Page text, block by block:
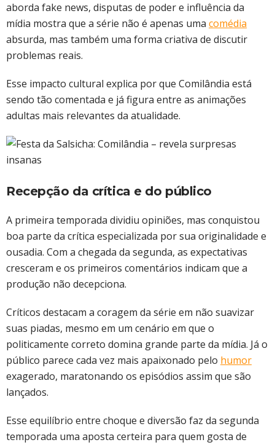
aborda fake news, disputas de poder e influência da
mídia mostra que a série não é apenas uma comédia
absurda, mas também uma forma criativa de discutir
problemas reais.
Esse impacto cultural explica por que Comilândia está
sendo tão comentada e já figura entre as animações
adultas mais relevantes da atualidade.
Recepção da crítica e do público
A primeira temporada dividiu opiniões, mas conquistou
boa parte da crítica especializada por sua originalidade e
ousadia. Com a chegada da segunda, as expectativas
cresceram e os primeiros comentários indicam que a
produção não decepciona.
Críticos destacam a coragem da série em não suavizar
suas piadas, mesmo em um cenário em que o
politicamente correto domina grande parte da mídia. Já o
público parece cada vez mais apaixonado pelo humor
exagerado, maratonando os episódios assim que são
lançados.
Esse equilíbrio entre choque e diversão faz da segunda
temporada uma aposta certeira para quem gosta de